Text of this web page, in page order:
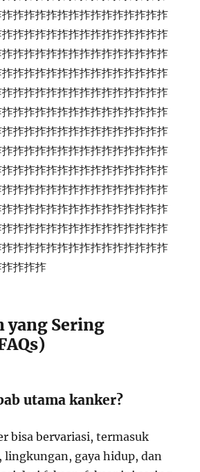
拃拃拃拃拃拃拃拃拃拃拃拃拃拃
拃拃拃拃拃拃拃拃拃拃拃拃拃拃
拃拃拃拃拃拃拃拃拃拃拃拃拃拃
拃拃拃拃拃拃拃拃拃拃拃拃拃拃
拃拃拃拃拃拃拃拃拃拃拃拃拃拃
拃拃拃拃拃拃拃拃拃拃拃拃拃拃
拃拃拃拃拃拃拃拃拃拃拃拃拃拃
拃拃拃拃拃拃拃拃拃拃拃拃拃拃
拃拃拃拃拃拃拃拃拃拃拃拃拃拃
拃拃拃拃拃拃拃拃拃拃拃拃拃拃
拃拃拃拃拃拃拃拃拃拃拃拃拃拃
拃拃拃拃拃拃拃拃拃拃拃拃拃拃
拃拃拃拃拃拃拃拃拃拃拃拃拃拃
拃拃拃
yang Sering
utama kanker?
bisa bervariasi, termasuk
gaya hidup, dan